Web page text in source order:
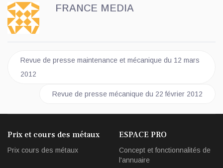
FRANCE MEDIA
Article précédent : Revue de presse maintenance et
Revue de presse maintenance et mécanique du 12 mars
2012
Article suivant : Revue de presse mécanique du 22
Revue de presse mécanique du 22 février 2012
Prix et cours des métaux
Prix cours des métaux
ESPACE PRO
Concept et fonctionnalités de
l'annuaire